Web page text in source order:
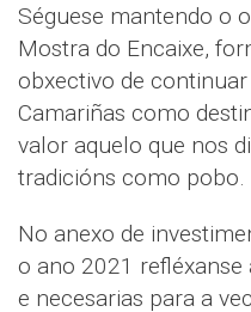
Séguese mantendo o
Mostra do Encaixe,
obxectivo de
Camariñas como
valor aquelo que nos
tradicións como pobo.
No anexo de
o ano 2021
e necesarias para a